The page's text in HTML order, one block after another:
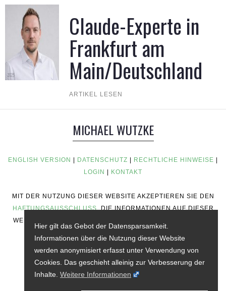
Claude-Experte in
Frankfurt am
Main/Deutschland
ARTIKEL LESEN
MICHAEL WUTZKE
ENGLISH VERSION DATENSCHUTZ RECHTLICHE HINWEISE
LOGIN
KONTAKT
MIT DER NUTZUNG DIESER WEBSITE AKZEPTIEREN SIE DEN
HAFTUNGSAUSSCHLUSS. DIE INFORMATIONEN AUF DIESER
WEBSITE STELLEN KEINE RATSCHLÄGE ZUM INVESTIEREN,
Hier gilt das Gebot der Datensparsamkeit.
Informationen über die Nutzung dieser Website
werden anonymisiert erfasst unter Verwendung von
Cookies. Das geschieht alleinig zur Verbesserung der
Inhalte. Weitere Informationen